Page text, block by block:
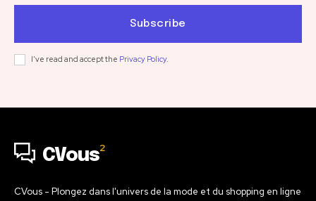
Subscribe
I've read and accept the Privacy Policy.
CVous2
CVous - Plongez dans l'univers de la mode et du shopping en ligne